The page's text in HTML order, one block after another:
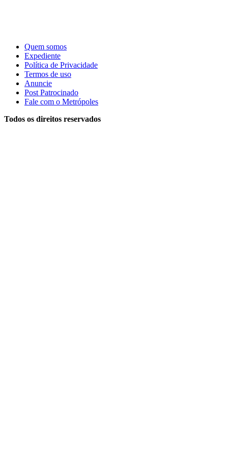
Quem somos
Expediente
Política de Privacidade
Termos de uso
Anuncie
Post Patrocinado
Fale com o Metrópoles
Todos os direitos reservados